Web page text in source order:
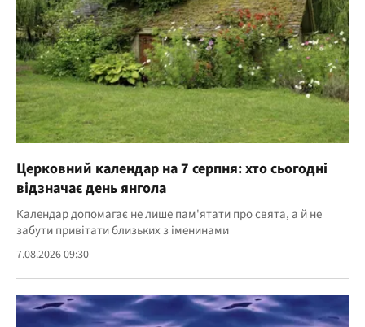
Церковний календар на 7 серпня: хто сьогодні
відзначає день янгола
Календар допомагає не лише пам'ятати про свята, а й не
забути привітати близьких з іменинами
7.08.2026 09:30